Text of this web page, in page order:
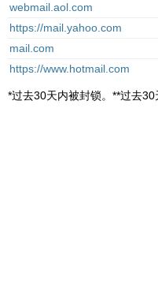
webmail.aol.com
https://mail.yahoo.com
mail.com
https://www.hotmail.com
*过去30天内被封锁。**过去30